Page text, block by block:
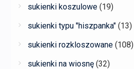
sukienki koszulowe (19)
sukienki typu "hiszpanka" (13)
sukienki rozkloszowane (108)
sukienki na wiosnę (32)